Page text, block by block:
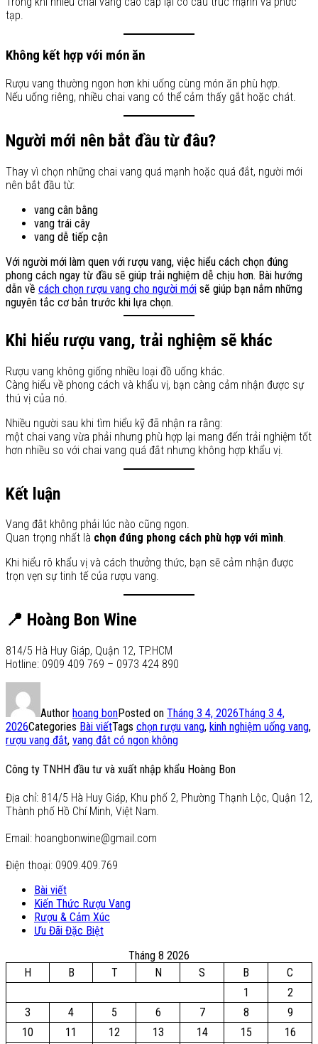
tạp.
Không kết hợp với món ăn
Rượu vang thường ngon hơn khi uống cùng món ăn phù hợp.
Nếu uống riêng, nhiều chai vang có thể cảm thấy gắt hoặc chát.
Người mới nên bắt đầu từ đâu?
Thay vì chọn những chai vang quá mạnh hoặc quá đắt, người mới
nên bắt đầu từ:
vang cân bằng
vang trái cây
vang dễ tiếp cận
Với người mới làm quen với rượu vang, việc hiểu cách chọn đúng
phong cách ngay từ đầu sẽ giúp trải nghiệm dễ chịu hơn. Bài hướng
dẫn về cách chọn rượu vang cho người mới sẽ giúp bạn nắm những
nguyên tắc cơ bản trước khi lựa chọn.
Khi hiểu rượu vang, trải nghiệm sẽ khác
Rượu vang không giống nhiều loại đồ uống khác.
Càng hiểu về phong cách và khẩu vị, bạn càng cảm nhận được sự
thú vị của nó.
Nhiều người sau khi tìm hiểu kỹ đã nhận ra rằng:
một chai vang vừa phải nhưng phù hợp lại mang đến trải nghiệm tốt
hơn nhiều so với chai vang quá đắt nhưng không hợp khẩu vị.
Kết luận
Vang đắt không phải lúc nào cũng ngon.
Quan trọng nhất là chọn đúng phong cách phù hợp với mình.
Khi hiểu rõ khẩu vị và cách thưởng thức, bạn sẽ cảm nhận được
trọn vẹn sự tinh tế của rượu vang.
📍 Hoàng Bon Wine
814/5 Hà Huy Giáp, Quận 12, TP.HCM
Hotline: 0909 409 769 – 0973 424 890
Author hoang bonPosted on Tháng 3 4, 2026Tháng 3 4,
2026Categories Bài viếtTags chọn rượu vang, kinh nghiệm uống vang,
rượu vang đắt, vang đắt có ngon không
Công ty TNHH đầu tư và xuất nhập khẩu Hoàng Bon
Địa chỉ: 814/5 Hà Huy Giáp, Khu phố 2, Phường Thạnh Lộc, Quận 12,
Thành phố Hồ Chí Minh, Việt Nam.
Email: hoangbonwine@gmail.com
Điện thoại: 0909.409.769
Bài viết
Kiến Thức Rượu Vang
Rượu & Cảm Xúc
Ưu Đãi Đặc Biệt
Tháng 8 2026
H
B T N S B
C
1
2
3
4 5 6 7 8
9
10
11 12 13 14 15
16